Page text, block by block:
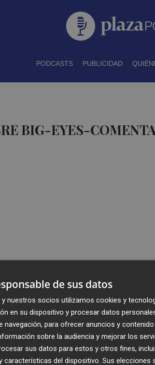
PODCASTS PUBLICIDAD
BIG-EYES-
de sus datos
nuestros socios utilizamos cookies y
en su dispositivo y procesar datos
navegación, para ofrecer anuncios y
sobre la audiencia y mejorar los
sus datos para estos y otros fines,
características del dispositivo. Sus elecciones